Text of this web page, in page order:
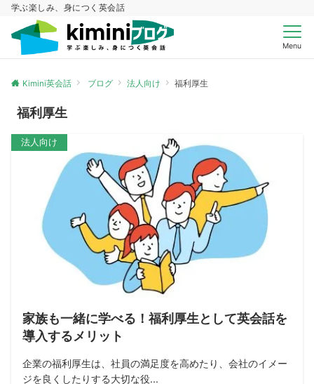
学ぶ楽しみ、身につく英会話
Menu
Kimini英会話 ブログ 法人向け 福利厚生
福利厚生
法人向け
家族も一緒に学べる！福利厚生として英会話を
導入するメリット
企業の福利厚生は、社員の満足度を高めたり、会社のイメー
ジを良くしたりする大切な役...